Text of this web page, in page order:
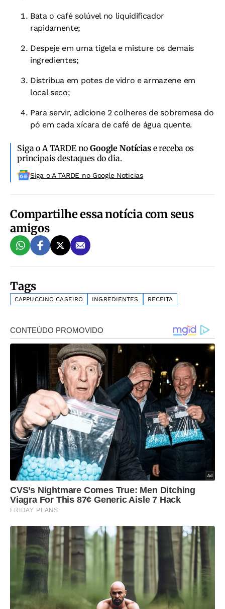
Bata o café solúvel no liquidificador
rapidamente;
Despeje em uma tigela e misture os demais
ingredientes;
Distribua em potes de vidro e armazene em
local seco;
Para servir, adicione 2 colheres de sobremesa do
pó em cada xícara de café de água quente.
Siga o A TARDE noGoogle Notíciase receba os
principais destaques do dia.
Siga o A TARDE no Google Noticias
Compartilhe essa notícia com seus
amigos
Tags
CAPPUCCINO CASEIRO INGREDIENTES RECEITA